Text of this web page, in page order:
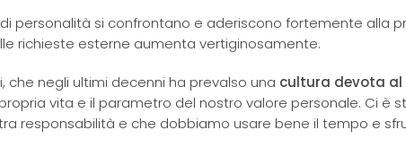
personalità si confrontano e aderiscono fortemente alla
richieste esterne aumenta vertiginosamente.
negli ultimi decenni ha prevalso una cultura devota al
vita e il parametro del nostro valore personale. Ci è
responsabilità e che dobbiamo usare bene il tempo e